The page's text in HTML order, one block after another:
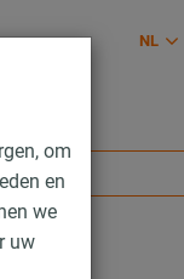
om
en
we
uw
NL